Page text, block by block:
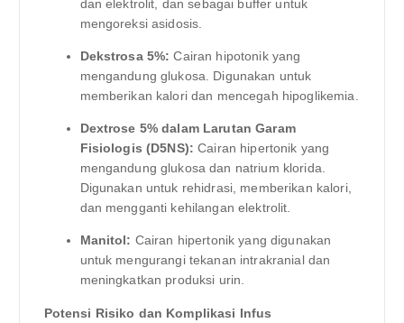
dan elektrolit, dan sebagai buffer untuk
mengoreksi asidosis.
Dekstrosa 5%: Cairan hipotonik yang
mengandung glukosa. Digunakan untuk
memberikan kalori dan mencegah hipoglikemia.
Dextrose 5% dalam Larutan Garam
Fisiologis (D5NS): Cairan hipertonik yang
mengandung glukosa dan natrium klorida.
Digunakan untuk rehidrasi, memberikan kalori,
dan mengganti kehilangan elektrolit.
Manitol: Cairan hipertonik yang digunakan
untuk mengurangi tekanan intrakranial dan
meningkatkan produksi urin.
Potensi Risiko dan Komplikasi Infus